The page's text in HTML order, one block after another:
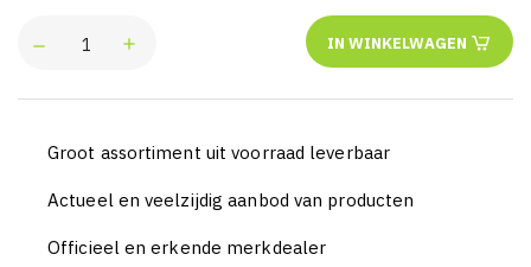
IN WINKELWAGEN
Groot assortiment uit voorraad leverbaar
Actueel en veelzijdig aanbod van producten
Officieel en erkende merkdealer